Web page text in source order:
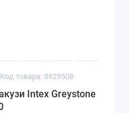
Код товара: 8929508
Intex Greystone